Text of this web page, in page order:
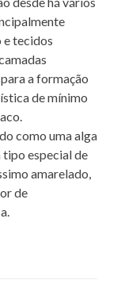
e tecidos
a formação
de mínimo
como uma alga
tipo especial de
amarelado,
de